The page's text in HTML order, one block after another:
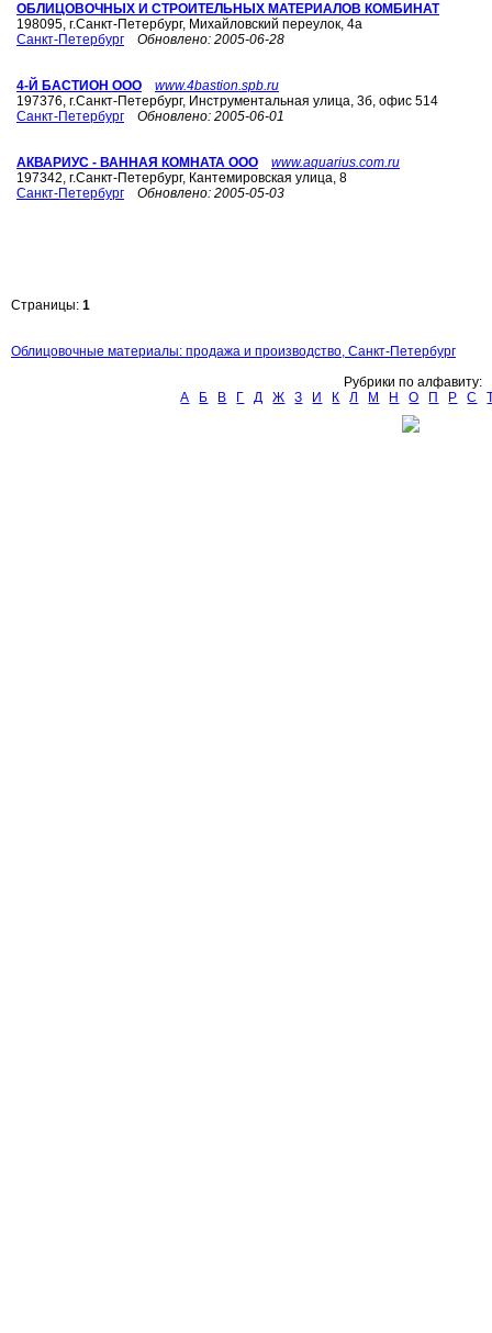
ОБЛИЦОВОЧНЫХ И СТРОИТЕЛЬНЫХ МАТЕРИАЛОВ КОМБИНАТ
198095, г.Санкт-Петербург, Михайловский переулок, 4а
Санкт-Петербург
Обновлено: 2005-06-28
4-Й БАСТИОН ООО
www.4bastion.spb.ru
197376, г.Санкт-Петербург, Инструментальная улица, 3б, офис 514
Санкт-Петербург
Обновлено: 2005-06-01
АКВАРИУС - ВАННАЯ КОМНАТА ООО
www.aquarius.com.ru
197342, г.Санкт-Петербург, Кантемировская улица, 8
Санкт-Петербург
Обновлено: 2005-05-03
Страницы: 1
Облицовочные материалы: продажа и производство, Санкт-Петербург
Рубрики по алфавиту:
А
Б В Г Д Ж З И К Л М Н О П Р С